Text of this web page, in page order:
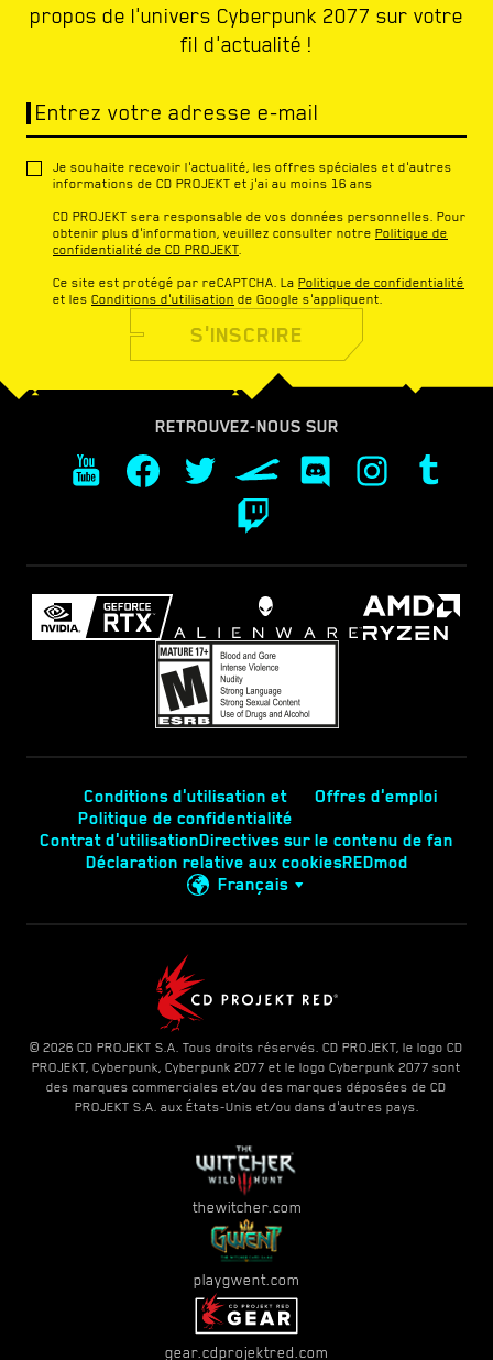
propos de l'univers Cyberpunk 2077 sur votre
fil d'actualité !
Entrez votre adresse e-mail
Je souhaite recevoir l'actualité, les offres spéciales et d'autres
informations de CD PROJEKT et j'ai au moins 16 ans
CD PROJEKT sera responsable de vos données personnelles. Pour
obtenir plus d'information, veuillez consulter notre Politique de
confidentialité de CD PROJEKT
Ce site est protégé par reCAPTCHA. La Politique de confidentialité
et les Conditions d'utilisation de Google s'appliquent.
S'INSCRIRE
RETROUVEZ-NOUS SUR
Conditions d'utilisation et
Politique de confidentialité
Offres d'emploi
Contrat d'utilisationDirectives sur le contenu de fan
Déclaration relative aux cookiesREDmod
Français
© 2026 CD PROJEKT S.A. Tous droits réservés. CD PROJEKT, le logo CD
PROJEKT, Cyberpunk, Cyberpunk 2077 et le logo Cyberpunk 2077 sont
des marques commerciales et/ou des marques déposées de CD
PROJEKT S.A. aux États-Unis et/ou dans d'autres pays.
thewitcher.com
playgwent.com
gear.cdprojektred.com